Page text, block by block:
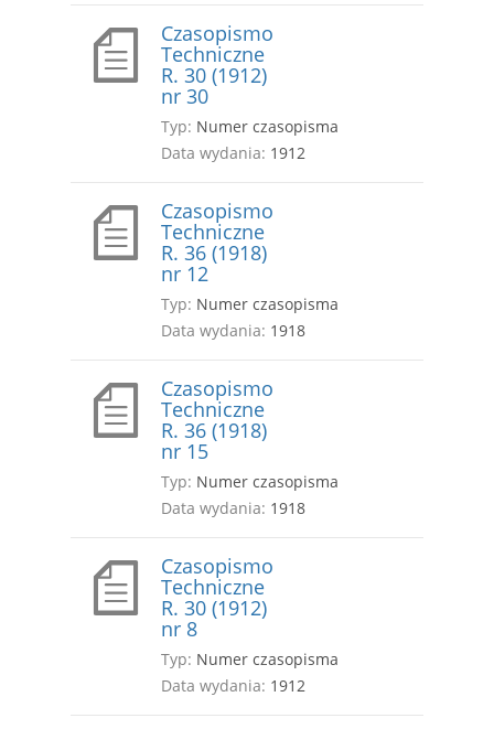
Czasopismo
Techniczne
R. 30 (1912)
nr 30
Typ: Numer czasopisma
Data wydania: 1912
Czasopismo
Techniczne
R. 36 (1918)
nr 12
Typ: Numer czasopisma
Data wydania: 1918
Czasopismo
Techniczne
R. 36 (1918)
nr 15
Typ: Numer czasopisma
Data wydania: 1918
Czasopismo
Techniczne
R. 30 (1912)
nr 8
Typ: Numer czasopisma
Data wydania: 1912